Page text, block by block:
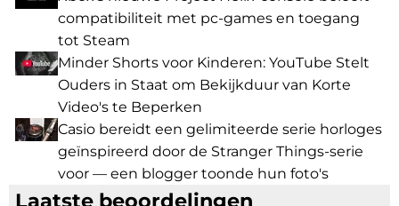
compatibiliteit met pc-games en toegang
tot Steam
Minder Shorts voor Kinderen: YouTube Stelt
Ouders in Staat om Bekijkduur van Korte
Video's te Beperken
Casio bereidt een gelimiteerde serie horloges
geïnspireerd door de Stranger Things-serie
voor — een blogger toonde hun foto's
Laatste beoordelingen